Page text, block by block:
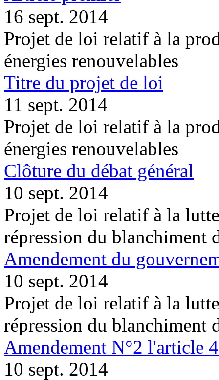
16 sept. 2014
Projet de loi relatif à la
énergies renouvelables
Titre du projet de loi
11 sept. 2014
Projet de loi relatif à la
énergies renouvelables
Clôture du débat général
10 sept. 2014
Projet de loi relatif à la
répression du blanchiment
Amendement du
10 sept. 2014
Projet de loi relatif à la
répression du blanchiment
Amendement N°2 l'article
10 sept. 2014